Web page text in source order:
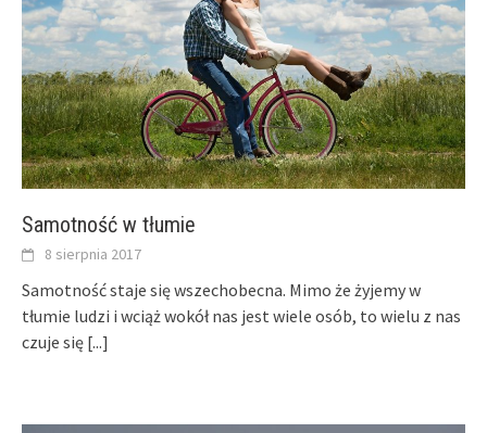
Samotność w tłumie
8 sierpnia 2017
Samotność staje się wszechobecna. Mimo że żyjemy w
tłumie ludzi i wciąż wokół nas jest wiele osób, to wielu z nas
czuje się [...]